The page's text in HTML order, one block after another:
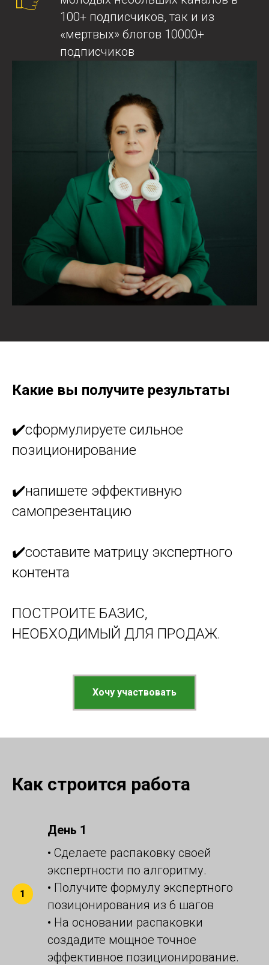
100+ подписчиков, так и из
«мертвых» блогов 10000+
подписчиков
Какие вы получите результаты
✔️сформулируете сильное
позиционирование
✔️напишете эффективную
самопрезентацию
✔️составите матрицу экспертного
контента
ПОСТРОИТЕ БАЗИС,
НЕОБХОДИМЫЙ ДЛЯ ПРОДАЖ.
Хочу участвовать
Как строится работа
День 1
• Сделаете распаковку своей
экспертности по алгоритму.
• Получите формулу экспертного
позицонирования из 6 шагов
• На основании распаковки
создадите мощное точное
эффективное позиционирование.